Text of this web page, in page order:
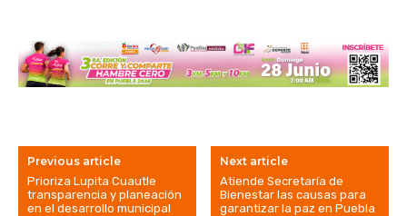
Previous article
Prioriza Lupita Cuautle
transparencia y planeación
en el desarrollo municipal
Next article
Atiende Secretaría de
Bienestar las causas para
garantizar la paz en Puebla